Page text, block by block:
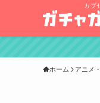
カプ
ホーム アニメ